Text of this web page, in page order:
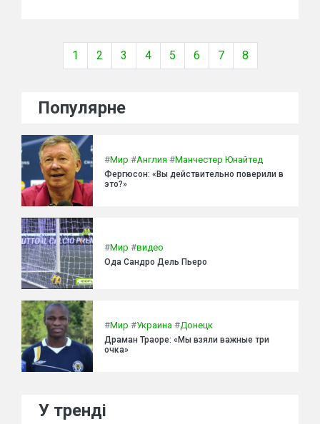
1 2 3 4 5 6 7 8
Популярне
#Мир #Англия #Манчестер Юнайтед
Фергюсон: «Вы действительно поверили в
это?»
#Мир #видео
Ода Сандро Дель Пьеро
#Мир #Украина #Донецк
Драман Траоре: «Мы взяли важные три
очка»
У тренді